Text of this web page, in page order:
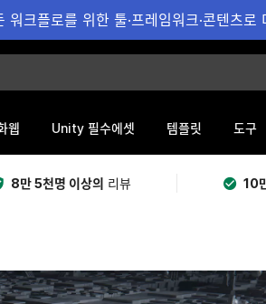
워크플로를 위한 툴·프레임워크·콘텐츠
웹 Unity 필수에셋 템플릿 도구
8만 5천명 이상의 리뷰 10